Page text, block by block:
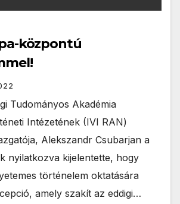
központú
Tudományos Akadémia
Intézetének (IVI RAN)
Alekszandr Csubarjan a
nyilatkozva kijelentette, hogy
történelem oktatására
amely szakít az eddigi…